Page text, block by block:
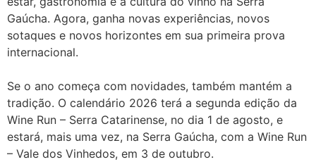
Gaúcha. Agora, ganha novas experiências, novos
sotaques e novos horizontes em sua primeira prova
internacional.
Se o ano começa com novidades, também mantém a
tradição. O calendário 2026 terá a segunda edição da
Wine Run – Serra Catarinense, no dia 1 de agosto, e
estará, mais uma vez, na Serra Gaúcha, com a Wine Run
– Vale dos Vinhedos, em 3 de outubro.